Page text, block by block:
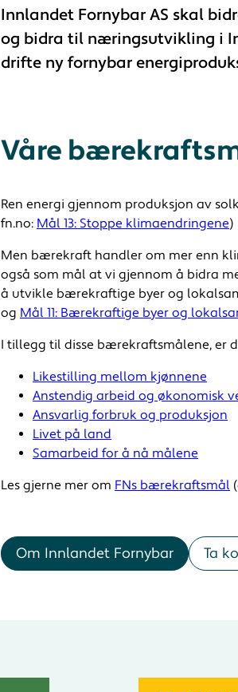
Innlandet Fornybar AS skal
og bidra til næringsutvikling i
drifte ny fornybar
Våre
Ren energi gjennom produksjon av
fn.no: Mål 13: Stoppe klimaendringene)
Men bærekraft handler om mer enn
også som mål at vi gjennom å bidra
å utvikle bærekraftige byer og
og Mål 11: Bærekraftige byer og
I tillegg til disse bærekraftsmålene, er
Likestilling mellom kjønnene
Anstendig arbeid og økonomisk
Ansvarlig forbruk og produksjon
Livet på land
Samarbeid for å nå målene
Les gjerne mer om FNs bærekraftsmål
Om Innlandet Fornybar Ta